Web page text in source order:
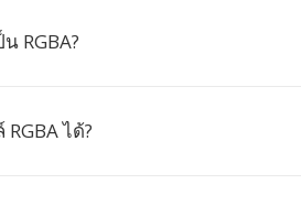
RGBA?
ได้?